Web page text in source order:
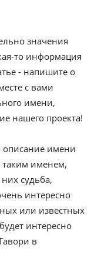
значения
то информация
- напишите о
с вами
имени,
нашего проекта!
описание имени
таким именем,
судьба,
интересно
или известных
интересно
в